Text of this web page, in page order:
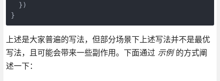
  })
}
上述是大家普遍的写法，但部分场景下上述写法并不是最优
写法，且可能会带来一些副作用。下面通过 示例的方式阐
述一下：